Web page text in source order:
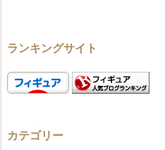
ランキングサイト
カテゴリー